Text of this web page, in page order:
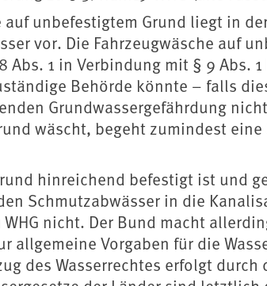
auf unbefestigtem Grund liegt in
vor. Die Fahrzeugwäsche auf
1 in Verbindung mit § 9 Abs. 1
Behörde könnte – falls
Grundwassergefährdung
wäscht, begeht zumindest
hinreichend befestigt ist und
Schmutzabwässer in die
WHG nicht. Der Bund macht
allgemeine Vorgaben für die
des Wasserrechtes erfolgt